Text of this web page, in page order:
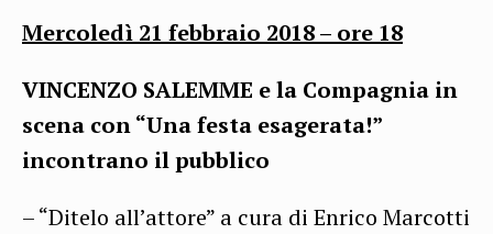
Mercoledì 21 febbraio 2018 – ore 18
VINCENZO SALEMME e la Compagnia in
scena con “Una festa esagerata!”
incontrano il pubblico
– “Ditelo all’attore” a cura di Enrico Marcotti